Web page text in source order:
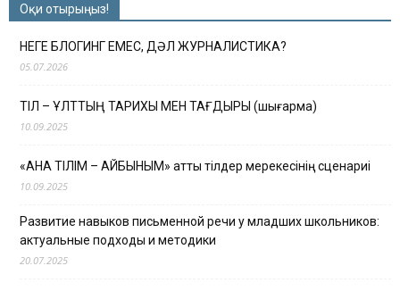
Оқи отырыңыз!
НЕГЕ БЛОГИНГ ЕМЕС, ДӘЛ ЖУРНАЛИСТИКА?
05.07.2026
ТІЛ – ҰЛТТЫҢ ТАРИХЫ МЕН ТАҒДЫРЫ (шығарма)
10.09.2025
«АНА ТІЛІМ – АЙБЫНЫМ» атты тілдер мерекесінің сценариі
10.09.2025
Развитие навыков письменной речи у младших школьников:
актуальные подходы и методики
20.07.2025